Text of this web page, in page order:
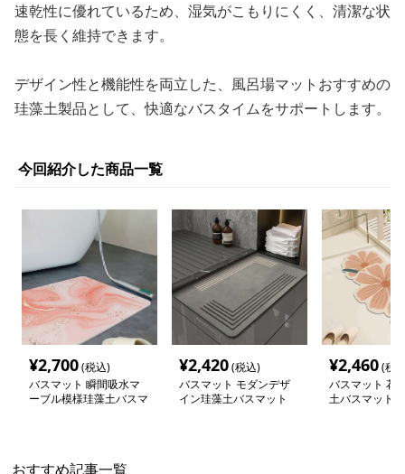
速乾性に優れているため、湿気がこもりにくく、清潔な状
態を長く維持できます。
デザイン性と機能性を両立した、風呂場マットおすすめの
珪藻土製品として、快適なバスタイムをサポートします。
今回紹介した商品一覧
¥2,700(税込)
バスマット 瞬間吸水マ
ーブル模様珪藻土バスマ
¥2,420(税込)
バスマット モダンデザ
イン珪藻土バスマット
¥2,460(税
バスマット 花
土バスマット
おすすめ記事一覧